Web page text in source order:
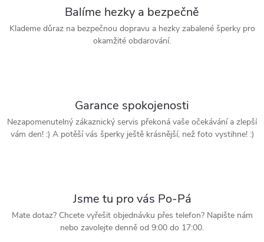
Balíme hezky a bezpečně
Klademe důraz na bezpečnou dopravu a hezky zabalené šperky pro
okamžité obdarování.
Garance spokojenosti
Nezapomenutelný zákaznický servis překoná vaše očekávání a zlepší
vám den! :) A potěší vás šperky ještě krásnější, než foto vystihne! :)
Jsme tu pro vás Po-Pá
Mate dotaz? Chcete vyřešit objednávku přes telefon? Napište nám
nebo zavolejte denně od 9:00 do 17:00.